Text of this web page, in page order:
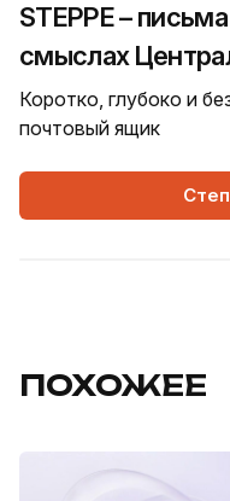
STEPPE –
смыслах
Коротко, глубоко и
почтовый ящик
ПОХОЖЕЕ